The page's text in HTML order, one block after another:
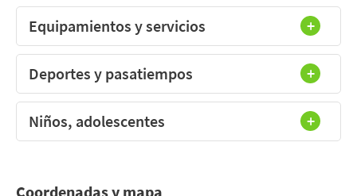
Equipamientos y servicios
Deportes y pasatiempos
Niños, adolescentes
Coordenadas y mapa